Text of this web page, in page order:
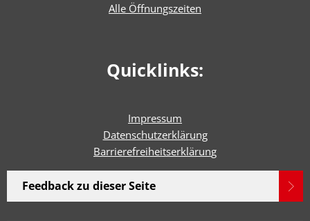
Alle Öffnungszeiten
Quicklinks:
Impressum
Datenschutzerklärung
Barrierefreiheitserklärung
Feedback zu dieser Seite